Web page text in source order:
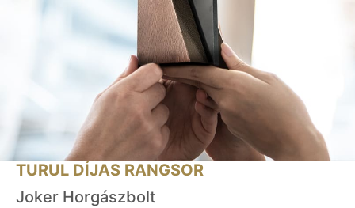
TURUL DÍJAS RANGSOR
Joker Horgászbolt